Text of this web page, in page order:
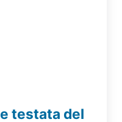
testata del